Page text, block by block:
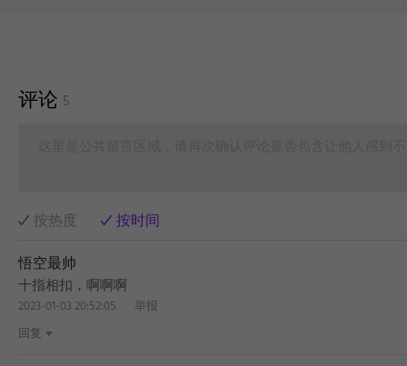
评论 5
按热度
按时间
悟空最帅
十指相扣，啊啊啊
2023-01-03 20:52:05
举报
回复